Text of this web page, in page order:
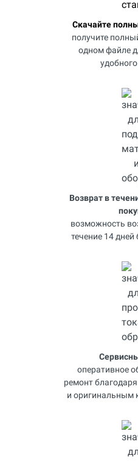
Скачайте
получите
одном файле
Возврат в
возможность
течение 14 дней
оперативное
ремонт
и оригинальным